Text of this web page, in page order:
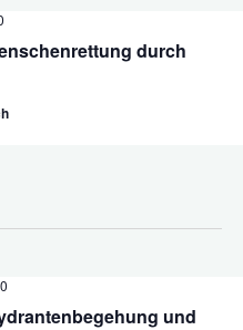
durch
und